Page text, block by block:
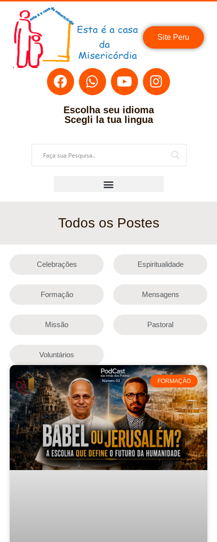
Site Peru
Escolha seu idioma
Scegli la tua lingua
Todos os Postes
Celebrações Espiritualidade
Formação Mensagens
Missão Pastoral
Voluntários
FORMAÇÃO